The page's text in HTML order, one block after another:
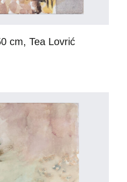
cm, Tea Lovrić